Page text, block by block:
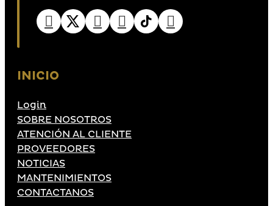
INICIO
Login
SOBRE NOSOTROS
ATENCIÓN AL CLIENTE
PROVEEDORES
NOTICIAS
MANTENIMIENTOS
CONTACTANOS